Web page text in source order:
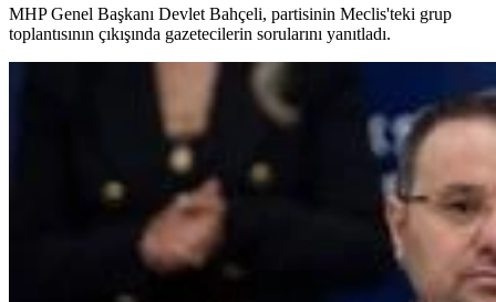
MHP Genel Başkanı Devlet Bahçeli, partisinin Meclis'teki grup
toplantısının çıkışında gazetecilerin sorularını yanıtladı.